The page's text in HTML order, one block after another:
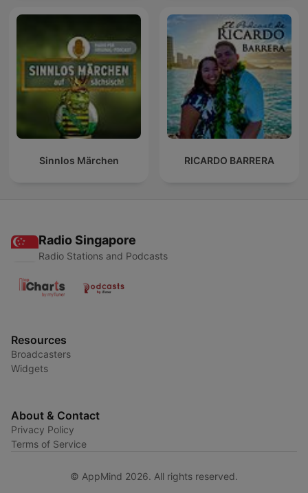
Sinnlos Märchen RICARDO BARRERA
Radio Singapore
Radio Stations and Podcasts
Resources
Broadcasters
Widgets
About & Contact
Privacy Policy
Terms of Service
© AppMind 2026. All rights reserved.